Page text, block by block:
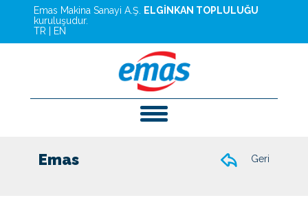
Emas Makina Sanayi A.Ş.
ELGİNKAN TOPLULUĞU
kuruluşudur.
TR
EN
Emas Geri